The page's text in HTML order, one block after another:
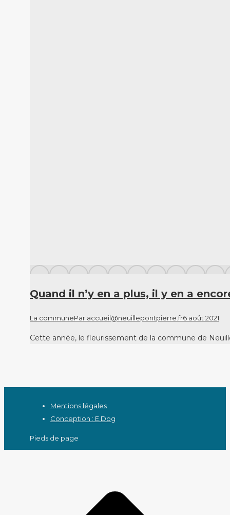
Quand il n’y en a plus, il y en a
La communePar accueil@neuillepontpierre.fr6 août 2021
Cette année, le fleurissement de la commune de
Mentions légales
Conception : E.Dog
Pieds de page